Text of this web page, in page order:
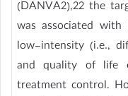
(DANVA2),22 the
was associated
low-intensity (i.e.,
and quality of life
treatment control.